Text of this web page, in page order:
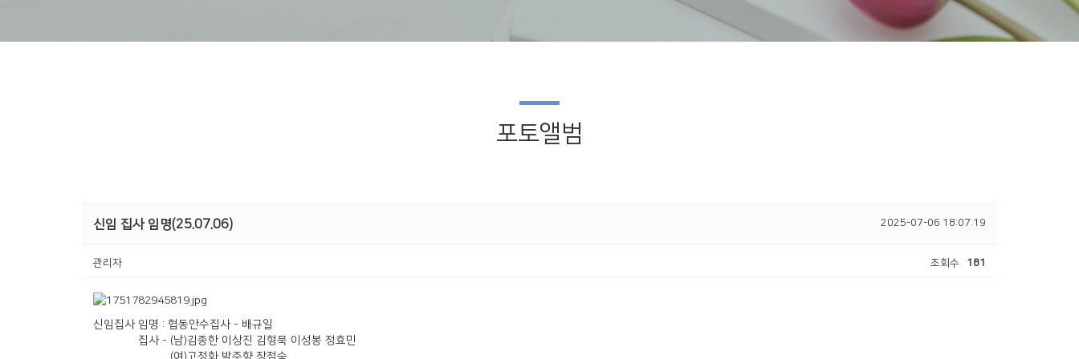
포토앨범
신임 집사 임명(25.07.06) 2025-07-06 18:07:19
관리자 조회수 181
신임집사 임명 : 협동안수집사 - 배규일
집사 - (남)김종한 이상진 김형묵 이성봉 정효민